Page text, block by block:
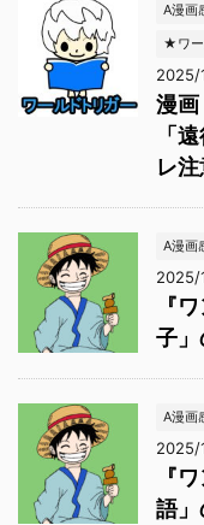
A漫画
★ワー
2025/
漫
「
レ注
A漫画
2025/
『
子」
A漫画
2025/
『
語」